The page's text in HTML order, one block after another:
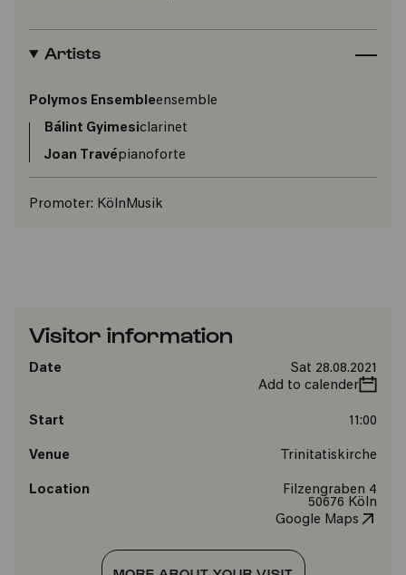
Artists
Polymos Ensembleensemble
Bálint Gyimesiclarinet
Joan Travépianoforte
Promoter: KölnMusik
Visitor information
Date
Sat 28.08.2021
Add to calender
Start 11:00
Venue Trinitatiskirche
Location
Filzengraben 4
50676 Köln
Google Maps